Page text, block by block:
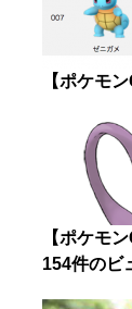
【ポケモ
【ポケモ
154件のビ